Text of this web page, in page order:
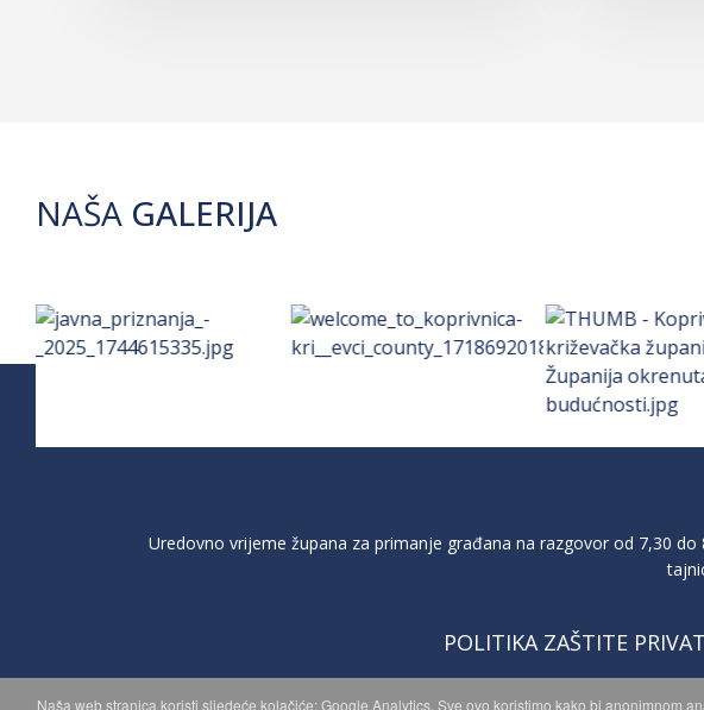
NAŠA GALERIJA
Uredovno vrijeme župana za primanje građana na razgovor od 7,30
POLITIKA ZAŠTITE
Naša web stranica koristi sljedeće kolačiće: Google Analytics. Sve ovo koristimo kako bi anonimnom